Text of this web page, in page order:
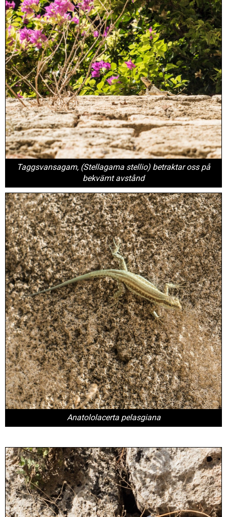
Taggsvansagam, (Stellagama stellio) betraktar oss på
bekvämt avstånd
Anatololacerta pelasgiana